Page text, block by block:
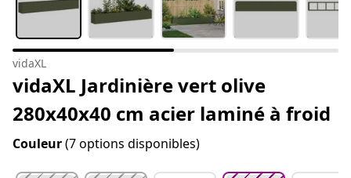
vidaXL
vidaXL Jardinière vert olive
280x40x40 cm acier laminé à froid
Couleur(7 options disponibles)